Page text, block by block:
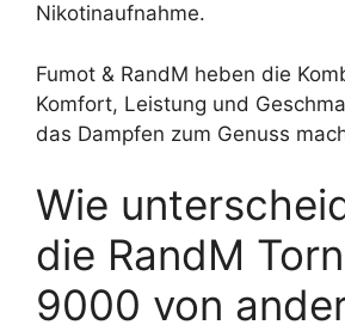
Nikotinaufnahme.
Fumot & RandM heben die
Komfort, Leistung und
das Dampfen zum Genuss
Wie
die RandM
9000 von